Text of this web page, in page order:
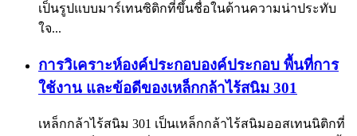
เป็นรูปแบบมาร์เทนซิติกที่ขึ้นชื่อในด้านความน่าประทับ
ใจ...
การวิเคราะห์องค์ประกอบองค์ประกอบ พื้นที่การ
ใช้งาน และข้อดีของเหล็กกล้าไร้สนิม 301
เหล็กกล้าไร้สนิม 301 เป็นเหล็กกล้าไร้สนิมออสเทนนิติกที่